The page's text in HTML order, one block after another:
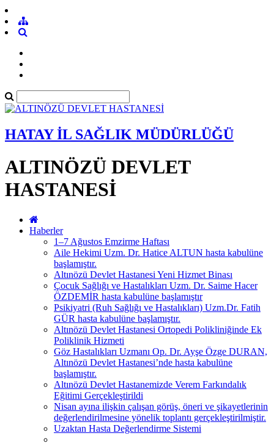
HATAY İL SAĞLIK MÜDÜRLÜĞÜ
ALTINÖZÜ DEVLET
HASTANESİ
Haberler
1–7 Ağustos Emzirme Haftası
Aile Hekimi Uzm. Dr. Hatice ALTUN hasta kabulüne
başlamıştır.
Altınözü Devlet Hastanesi Yeni Hizmet Binası
Çocuk Sağlığı ve Hastalıkları Uzm. Dr. Saime Hacer
ÖZDEMİR hasta kabulüne başlamıştır
Psikiyatri (Ruh Sağlığı ve Hastalıkları) Uzm.Dr. Fatih
GÜR hasta kabulüne başlamıştır.
Altınözü Devlet Hastanesi Ortopedi Polikliniğinde Ek
Poliklinik Hizmeti
Göz Hastalıkları Uzmanı Op. Dr. Ayşe Özge DURAN,
Altınözü Devlet Hastanesi’nde hasta kabulüne
başlamıştır.
Altınözü Devlet Hastanemizde Verem Farkındalık
Eğitimi Gerçekleştirildi
Nisan ayına ilişkin çalışan görüş, öneri ve şikayetlerinin
değerlendirilmesine yönelik toplantı gerçekleştirilmiştir.
Uzaktan Hasta Değerlendirme Sistemi